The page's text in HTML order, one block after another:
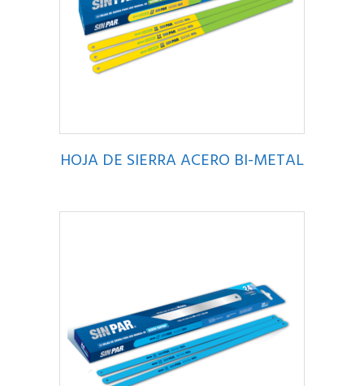
HOJA DE SIERRA ACERO BI-METAL